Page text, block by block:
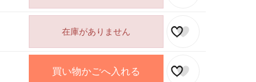
在庫がありません
買い物かごへ入れる